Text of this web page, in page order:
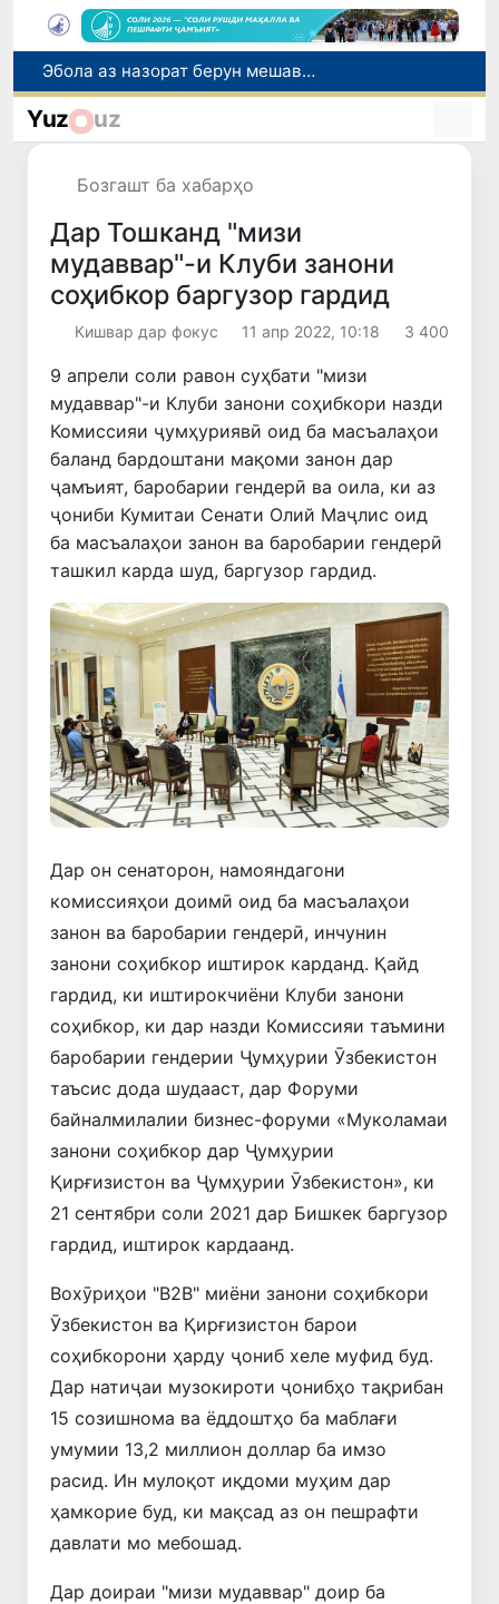
Дар моҳи июл дар Ӯзбекистон нархи маҳсулоти озуқаворӣ коҳиш ёфт, аммо баъзе молу хидматрасониҳо гарон шуданд
Дар Сенат тадбирҳои беҳтар намудани мавқеи Ӯзбекистон дар рейтингҳо ва индексҳои байналмилалӣ баррасӣ шуданд
Yuz uz
Бозгашт ба хабарҳо
Дар Тошканд "мизи
мудаввар"-и Клуби занони
соҳибкор баргузор гардид
Кишвар дар фокус 11 апр 2022, 10:18 3 400
9 апрели соли равон суҳбати "мизи
мудаввар"-и Клуби занони соҳибкори назди
Комиссияи ҷумҳуриявӣ оид ба масъалаҳои
баланд бардоштани мақоми занон дар
ҷамъият, баробарии гендерӣ ва оила, ки аз
ҷониби Кумитаи Сенати Олий Маҷлис оид
ба масъалаҳои занон ва баробарии гендерӣ
ташкил карда шуд, баргузор гардид.
Дар он сенаторон, намояндагони
комиссияҳои доимӣ оид ба масъалаҳои
занон ва баробарии гендерӣ, инчунин
занони соҳибкор иштирок карданд. Қайд
гардид, ки иштирокчиёни Клуби занони
соҳибкор, ки дар назди Комиссияи таъмини
баробарии гендерии Ҷумҳурии Ӯзбекистон
таъсис дода шудааст, дар Форуми
байналмилалии бизнес-форуми «Муколамаи
занони соҳибкор дар Ҷумҳурии
Қирғизистон ва Ҷумҳурии Ӯзбекистон», ки
21 сентябри соли 2021 дар Бишкек баргузор
гардид, иштирок кардаанд.
Вохӯриҳои "B2B" миёни занони соҳибкори
Ӯзбекистон ва Қирғизистон барои
соҳибкорони ҳарду ҷониб хеле муфид буд.
Дар натиҷаи музокироти ҷонибҳо тақрибан
15 созишнома ва ёддоштҳо ба маблағи
умумии 13,2 миллион доллар ба имзо
расид. Ин мулоқот иқдоми муҳим дар
ҳамкорие буд, ки мақсад аз он пешрафти
давлати мо мебошад.
Дар доираи "мизи мудаввар" доир ба